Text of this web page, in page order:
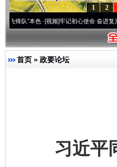
2
1
·[视频]牢记初心使命 奋进复兴征程丨宝
首页 » 政要论坛
习近平同